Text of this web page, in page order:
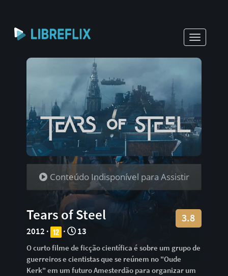
Toggle
Conteúdo Indisponível para Assistir
Tears of Steel 3.8
2012 · · 13
O curto filme de ficção científica é sobre um grupo de
guerreiros e cientistas que se reúnem no "Oude
Kerk" em um futuro Amesterdão para organizar um